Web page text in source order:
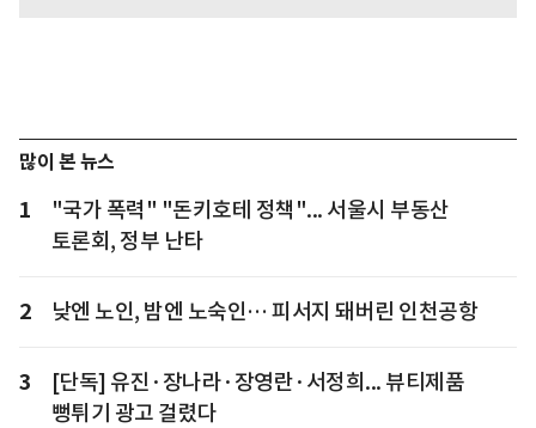
많이 본 뉴스
1
"국가 폭력" "돈키호테 정책"... 서울시 부동산
토론회, 정부 난타
2 낮엔 노인, 밤엔 노숙인… 피서지 돼버린 인천공항
3
[단독] 유진·장나라·장영란·서정희... 뷰티제품
뻥튀기 광고 걸렸다